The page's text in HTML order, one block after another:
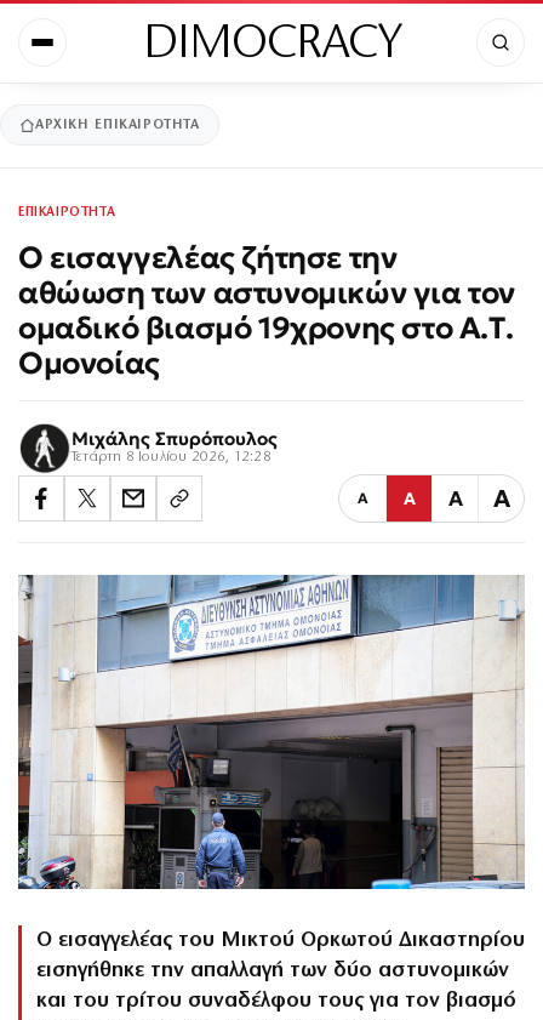
DIMOCRACY
ΑΡΧΙΚΉ ΕΠΙΚΑΙΡΟΤΗΤΑ
ΕΠΙΚΑΙΡΟΤΗΤΑ
Ο εισαγγελέας ζήτησε την
αθώωση των αστυνομικών για τον
ομαδικό βιασμό 19χρονης στο Α.Τ.
Ομονοίας
Μιχάλης Σπυρόπουλος
Τετάρτη 8 Ιουλίου 2026, 12:28
Α Α Α Α
Ο εισαγγελέας του Μικτού Ορκωτού Δικαστηρίου
εισηγήθηκε την απαλλαγή των δύο αστυνομικών
και του τρίτου συναδέλφου τους για τον βιασμό